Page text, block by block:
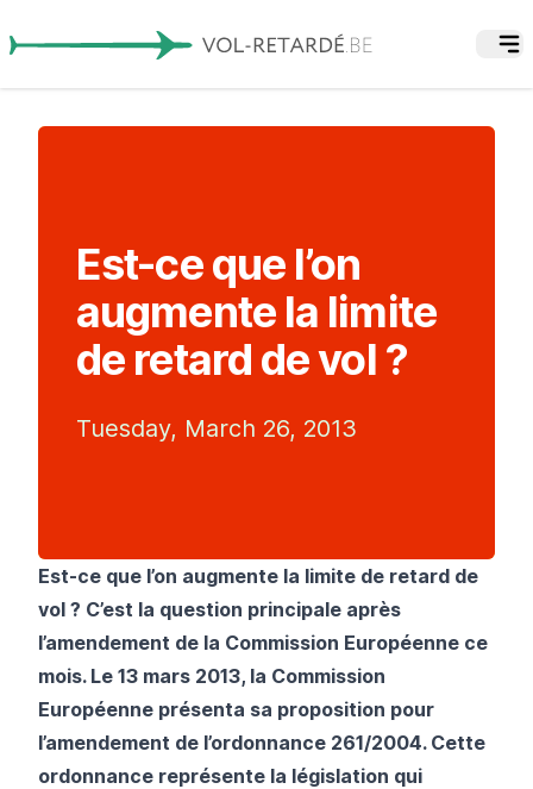
Est-ce que l’on
augmente la limite
de retard de vol ?
Tuesday, March 26, 2013
Est-ce que l’on augmente la limite de retard de
vol ? C’est la question principale après
l’amendement de la Commission Européenne ce
mois. Le 13 mars 2013, la Commission
Européenne présenta sa proposition pour
l’amendement de l’ordonnance 261/2004. Cette
ordonnance représente la législation qui